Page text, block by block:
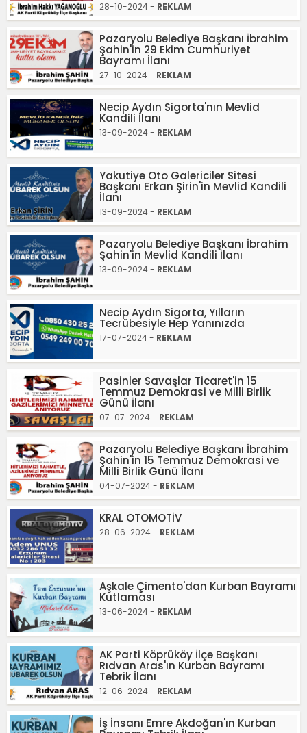
28-10-2024 - REKLAM
Pazaryolu Belediye Başkanı İbrahim
Şahin'in 29 Ekim Cumhuriyet
Bayramı İlanı
27-10-2024 - REKLAM
Necip Aydın Sigorta'nın Mevlid
Kandili İlanı
13-09-2024 - REKLAM
Yakutiye Oto Galericiler Sitesi
Başkanı Erkan Şirin'in Mevlid Kandili
İlanı
13-09-2024 - REKLAM
Pazaryolu Belediye Başkanı İbrahim
Şahin'in Mevlid Kandili İlanı
13-09-2024 - REKLAM
Necip Aydın Sigorta, Yılların
Tecrübesiyle Hep Yanınızda
17-07-2024 - REKLAM
Pasinler Savaşlar Ticaret'in 15
Temmuz Demokrasi ve Milli Birlik
Günü İlanı
07-07-2024 - REKLAM
Pazaryolu Belediye Başkanı İbrahim
Şahin'in 15 Temmuz Demokrasi ve
Milli Birlik Günü İlanı
04-07-2024 - REKLAM
KRAL OTOMOTİV
28-06-2024 - REKLAM
Aşkale Çimento'dan Kurban Bayramı
Kutlaması
13-06-2024 - REKLAM
AK Parti Köprüköy İlçe Başkanı
Rıdvan Aras'ın Kurban Bayramı
Tebrik İlanı
12-06-2024 - REKLAM
İş İnsanı Emre Akdoğan'ın Kurban